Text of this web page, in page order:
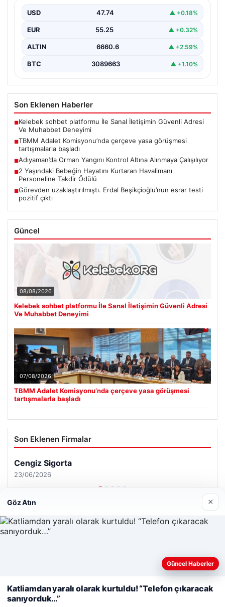
Toplumsal Bütünleşmenin Güçlendirilmesine Dair Kanun
Teklifi" adını…
USD 47.74 ▲ +0.18%
EUR 55.25 ▲ +0.32%
ALTIN 6660.6 ▲ +2.59%
BTC 3089663 ▲ +1.10%
Son Eklenen Haberler
■Kelebek sohbet platformu İle Sanal İletişimin Güvenli Adresi
Ve Muhabbet Deneyimi
■TBMM Adalet Komisyonu’nda çerçeve yasa görüşmesi
tartışmalarla başladı
■Adıyaman’da Orman Yangını Kontrol Altına Alınmaya Çalışılıyor
■2 Yaşındaki Bebeğin Hayatını Kurtaran Havalimanı
Personeline Takdir Ödülü
■Görevden uzaklaştırılmıştı. Erdal Beşikçioğlu’nun esrar testi
pozitif çıktı
Güncel
08/08/2026
Kelebek sohbet platformu İle Sanal İletişimin Güvenli Adresi
Ve Muhabbet Deneyimi
07/08/2026
TBMM Adalet Komisyonu’nda çerçeve yasa görüşmesi
tartışmalarla başladı
Son Eklenen Firmalar
Cengiz Sigorta
23/06/2026
Web sitemizi nasıl kullandığınızı daha iyi anlayabilmek,
kullanıyoruz.
Çerez Politikamız
Reddet
Göz Atın ×
Güncel Haberler
Katliamdan yaralı olarak kurtuldu! “Telefon çıkaracak
sanıyorduk…”
lemagrup.com.tr
giriş
İzle